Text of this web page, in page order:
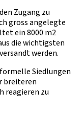
Zugang zu
gross angelegte
ein 8000 m2
die wichtigsten
werden.
Siedlungen
breiteren
reagieren zu